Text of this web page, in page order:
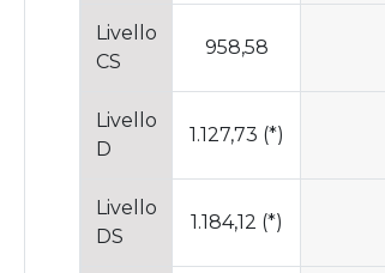
Livello
CS
958,58
Livello
D
1.127,73 (*)
Livello
DS
1.184,12 (*)